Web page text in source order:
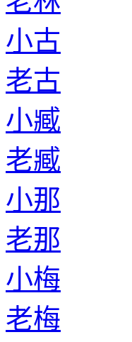
小古
老古
小臧
老臧
小那
老那
小梅
老梅